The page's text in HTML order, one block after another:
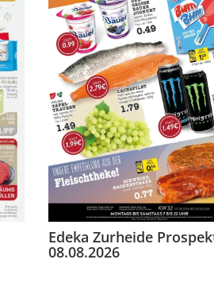
Edeka Zurheide
08.08.2026